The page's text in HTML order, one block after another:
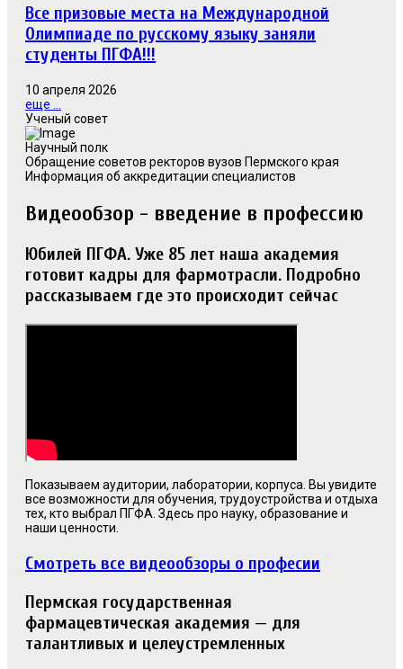
Все призовые места на Международной
Олимпиаде по русскому языку заняли
студенты ПГФА!!!
10 апреля 2026
еще ...
Ученый совет
Научный полк
Обращение советов ректоров вузов Пермского края
Информация об аккредитации специалистов
Видеообзор - введение в профессию
Юбилей ПГФА. Уже 85 лет наша академия
готовит кадры для фармотрасли. Подробно
рассказываем где это происходит сейчас
Показываем аудитории, лаборатории, корпуса. Вы увидите
все возможности для обучения, трудоустройства и отдыха
тех, кто выбрал ПГФА. Здесь про науку, образование и
наши ценности.
Смотреть все видеообзоры о професии
Пермская государственная
фармацевтическая академия — для
талантливых и целеустремленных